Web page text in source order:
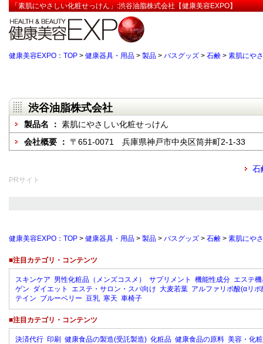
「素肌にやさしい化粧せっけん」:渋谷油脂株式会社【健康美容EXPO】
健康美容EXPO：TOP > 健康器具・用品 > 製品 > バスグッズ > 石鹸 > 素肌にや
渋谷油脂株式会社
製品名 ： 素肌にやさしい化粧せっけん
会社概要 ： 〒651-0071 兵庫県神戸市中央区筒井町2-1-33
石
PRサイト
健康美容EXPO：TOP > 健康器具・用品 > 製品 > バスグッズ > 石鹸 > 素肌にや
■注目カテゴリ・コンテンツ
スキンケア 男性化粧品（メンズコスメ） サプリメント 機能性成分 エステ
ゲン ダイエット エステ・サロン・スパ向け 大麦若葉 アルファリポ酸(αリポ
テイン ブルーベリー 豆乳 寒天 車椅子
■注目カテゴリ・コンテンツ
決済代行 印刷 健康食品の製造(受託製造) 化粧品 健康食品の原料 美容・化